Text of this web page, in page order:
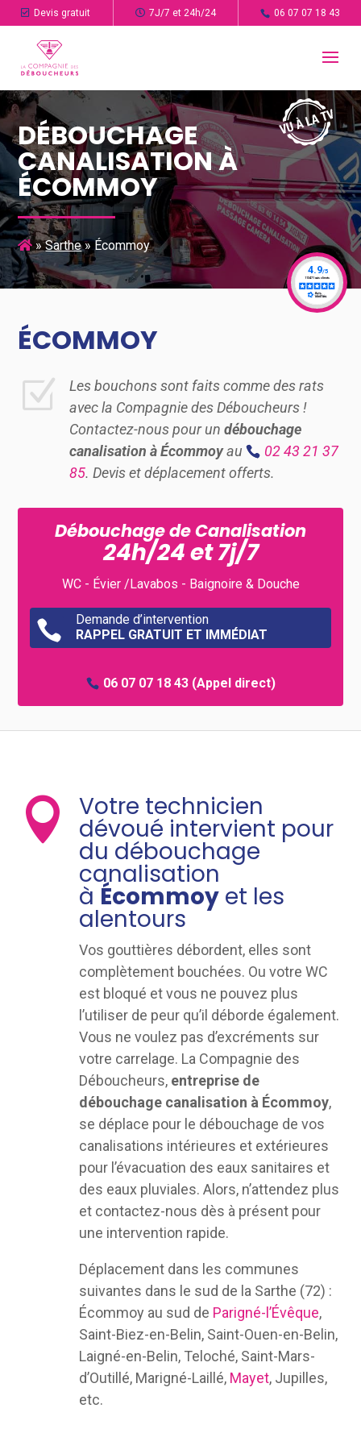
Devis gratuit 7J/7 et 24h/24 06 07 07 18 43
DÉBOUCHAGE
CANALISATION À
ÉCOMMOY
»Sarthe»Écommoy
ÉCOMMOY
Z
Les bouchons sont faits comme des rats
avec la Compagnie des Déboucheurs !
Contactez-nous pour undébouchage
canalisation à Écommoyau
02 43 21 37
85. Devis et déplacement offerts.
Débouchage de Canalisation
24h/24 et 7j/7
WC - Évier /Lavabos - Baignoire & Douche

Demande d’intervention
RAPPEL GRATUIT ET IMMÉDIAT
06 07 07 18 43(Appel direct)
 Votre technicien
dévoué intervient pour
du débouchage
canalisation
à Écommoyet les
alentours
Vos gouttières débordent, elles sont
complètement bouchées. Ou votre WC
est bloqué et vous ne pouvez plus
l’utiliser de peur qu’il déborde également.
Vous ne voulez pas d’excréments sur
votre carrelage. La Compagnie des
Déboucheurs, entreprise de
débouchage canalisation à Écommoy,
se déplace pour le débouchage de vos
canalisations intérieures et extérieures
pour l’évacuation des eaux sanitaires et
des eaux pluviales. Alors, n’attendez plus
et contactez-nous dès à présent pour
une intervention rapide.
Déplacement dans les communes
suivantes dans le sud de la Sarthe (72) :
Écommoy au sud de Parigné-l’Évêque,
Saint-Biez-en-Belin, Saint-Ouen-en-Belin,
Laigné-en-Belin, Teloché, Saint-Mars-
d’Outillé, Marigné-Laillé, Mayet, Jupilles,
etc.